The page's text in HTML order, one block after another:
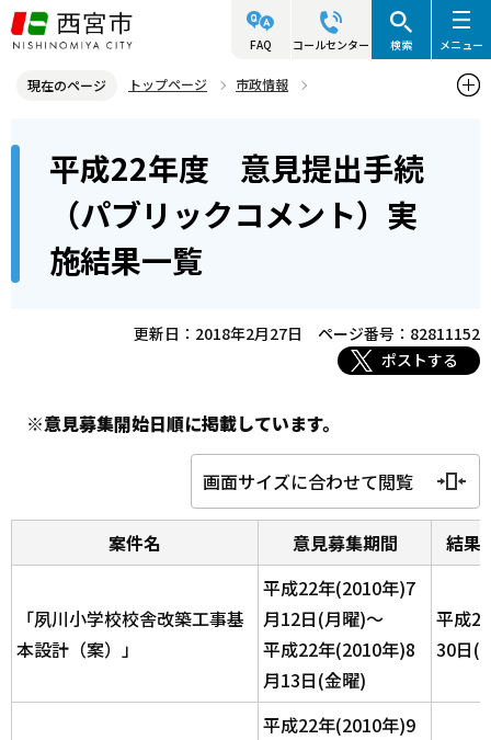
こ
の
ジ
す
FAQ コールセンター 検索 メニュー
現在のページ トップページ
市政情報
意見提出手続（パブリックコメント）を過去に実施した案件
平成22年度 意見提出手続（パブリックコメント）実施結果一覧
ら
平成22年度 意見提出手続
（パブリックコメント）実
施結果一覧
更新日：2018年2月27日
ページ番号：82811152
ポストする
※意見募集開始日順に掲載しています。
画面サイズに合わせて閲覧
案件名 意見募集期間 結果
「夙川小学校校舎改築工事基
本設計（案）」
平成22年(2010年)7
月12日(月曜)～
平成22年(2010年)8
月13日(金曜)
平成
30日(
平成22年(2010年)9